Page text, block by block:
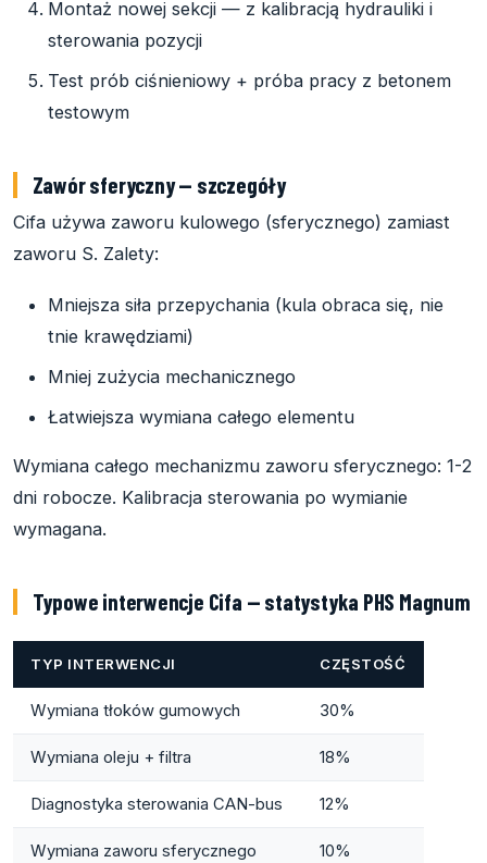
Montaż nowej sekcji — z kalibracją hydrauliki i
sterowania pozycji
Test prób ciśnieniowy + próba pracy z betonem
testowym
Zawór sferyczny — szczegóły
Cifa używa zaworu kulowego (sferycznego) zamiast
zaworu S. Zalety:
Mniejsza siła przepychania (kula obraca się, nie
tnie krawędziami)
Mniej zużycia mechanicznego
Łatwiejsza wymiana całego elementu
Wymiana całego mechanizmu zaworu sferycznego: 1-2
dni robocze. Kalibracja sterowania po wymianie
wymagana.
Typowe interwencje Cifa — statystyka PHS Magnum
TYP INTERWENCJI CZĘSTOŚĆ
Wymiana tłoków gumowych 30%
Wymiana oleju + filtra 18%
Diagnostyka sterowania CAN-bus 12%
Wymiana zaworu sferycznego 10%